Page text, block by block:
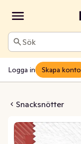
Sök
Logga in Skapa konto
Snacksnötter
& Mild Chili